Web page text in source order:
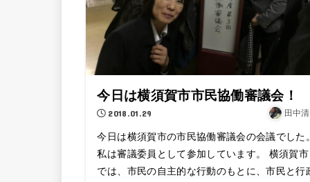
今日は横須賀市市民協働審議会！
2018.01.29 田中
今日は横須賀市の市民協働審議会の会議でした
私は審議委員として参加しています。 横須賀市
では、市民の自主的な行動のもとに、市民と行